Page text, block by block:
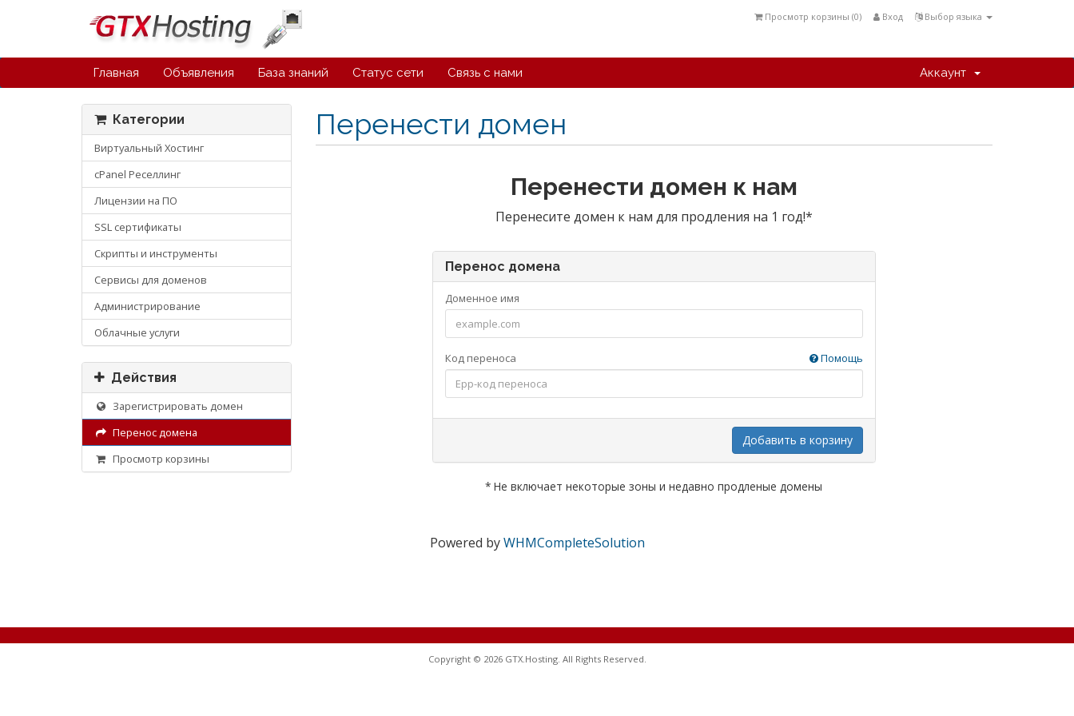
Выбор языка
Вход
Просмотр корзины (0)
Главная Объявления База знаний Статус сети Связь с нами Аккаунт
Перенести домен
Категории
Виртуальный Хостинг
cPanel Реселлинг
Лицензии на ПО
SSL сертификаты
Скрипты и инструменты
Сервисы для доменов
Администрирование
Облачные услуги
Действия
Зарегистрировать домен
Перенос домена
Просмотр корзины
Перенести домен к нам
Перенесите домен к нам для продления на 1 год!*
Перенос домена
Доменное имя
Код переноса Помощь
Добавить в корзину
* Не включает некоторые зоны и недавно продленые домены
Powered byWHMCompleteSolution
Copyright © 2026 GTX.Hosting. All Rights Reserved.